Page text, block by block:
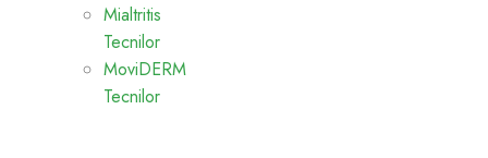
Mialtritis
Tecnilor
MoviDERM
Tecnilor